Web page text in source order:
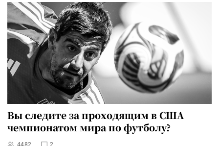
Вы следите за проходящим в США
чемпионатом мира по футболу?
4482 2